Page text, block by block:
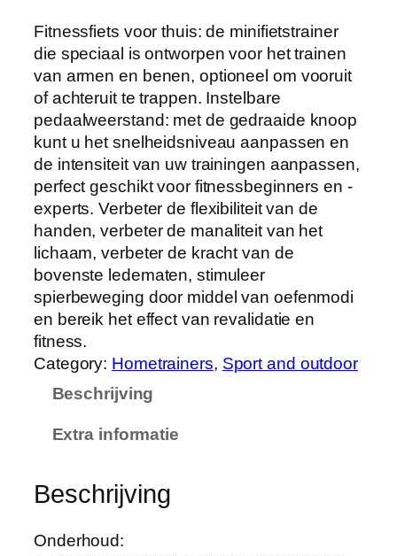
Fitnessfiets voor thuis: de minifietstrainer
die speciaal is ontworpen voor het trainen
van armen en benen, optioneel om vooruit
of achteruit te trappen. Instelbare
pedaalweerstand: met de gedraaide knoop
kunt u het snelheidsniveau aanpassen en
de intensiteit van uw trainingen aanpassen,
perfect geschikt voor fitnessbeginners en -
experts. Verbeter de flexibiliteit van de
handen, verbeter de manaliteit van het
lichaam, verbeter de kracht van de
bovenste ledematen, stimuleer
spierbeweging door middel van oefenmodi
en bereik het effect van revalidatie en
fitness.
Category: Hometrainers, Sport and outdoor
Beschrijving
Extra informatie
Beschrijving
Onderhoud: